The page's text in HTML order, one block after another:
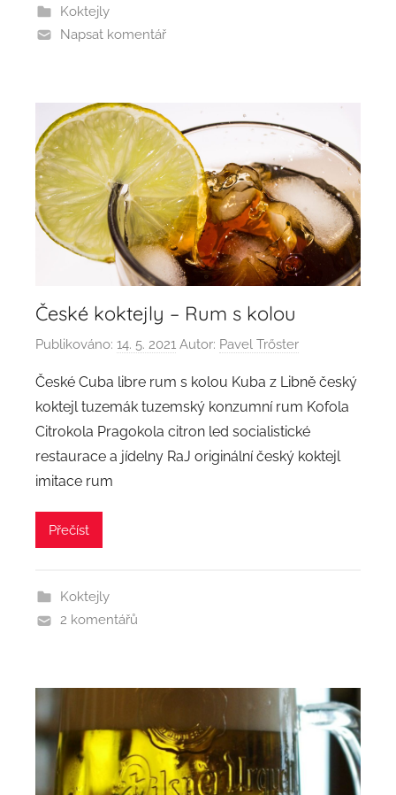
Koktejly
Napsat komentář
České koktejly – Rum s kolou
Publikováno: 14. 5. 2021 Autor: Pavel Trőster
České Cuba libre rum s kolou Kuba z Libně český
koktejl tuzemák tuzemský konzumní rum Kofola
Citrokola Pragokola citron led socialistické
restaurace a jídelny RaJ originální český koktejl
imitace rum
Přečíst
Koktejly
2 komentářů